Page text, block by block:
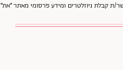
ת קבלת ניוזלטרים ומידע פרסומי מאתר ״את״